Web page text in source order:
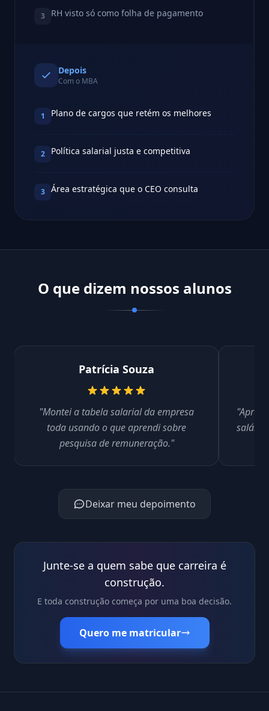
3 RH visto só como folha de pagamento
Depois
Com o MBA
1 Plano de cargos que retém os melhores
2 Política salarial justa e competitiva
3 Área estratégica que o CEO consulta
O que dizem nossos alunos
Patrícia Souza
"Montei a tabela salarial da empresa
toda usando o que aprendi sobre
pesquisa de remuneração."
Deixar meu depoimento
Junte-se a quem sabe que carreira é
construção.
E toda construção começa por uma boa decisão.
Quero me matricular